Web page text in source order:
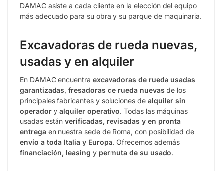
DAMAC asiste a cada cliente en la elección del equipo
más adecuado para su obra y su parque de maquinaria.
Excavadoras de rueda nuevas,
usadas y en alquiler
En DAMAC encuentra excavadoras de rueda usadas
garantizadas, fresadoras de rueda nuevas de los
principales fabricantes y soluciones de alquiler sin
operador y alquiler operativo. Todas las máquinas
usadas están verificadas, revisadas y en pronta
entrega en nuestra sede de Roma, con posibilidad de
envío a toda Italia y Europa. Ofrecemos además
financiación, leasing y permuta de su usado.